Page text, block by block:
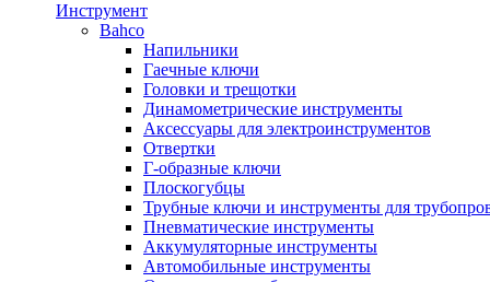
Инструмент
Bahco
Напильники
Гаечные ключи
Головки и трещотки
Динамометрические инструменты
Аксессуары для электроинструментов
Отвертки
Г-образные ключи
Плоскогубцы
Трубные ключи и инструменты для
Пневматические инструменты
Аккумуляторные инструменты
Автомобильные инструменты